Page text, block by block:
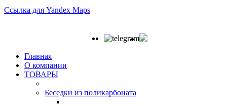
Ссылка для Yandex Maps
Главная
О компании
ТОВАРЫ
Беседки из поликарбоната